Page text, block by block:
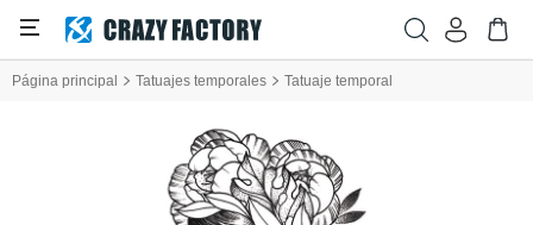
Página principal Tatuajes temporales Tatuaje temporal